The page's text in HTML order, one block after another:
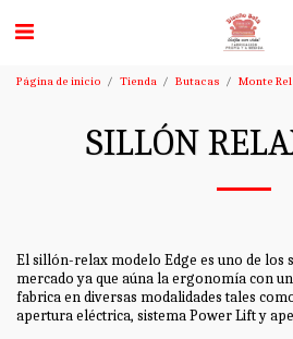
Página de inicio Tienda Butacas Monte
SILLÓN
El sillón-relax modelo Edge es uno de los
mercado ya que aúna la ergonomía con
fabrica en diversas modalidades tales
apertura eléctrica, sistema Power Lift y